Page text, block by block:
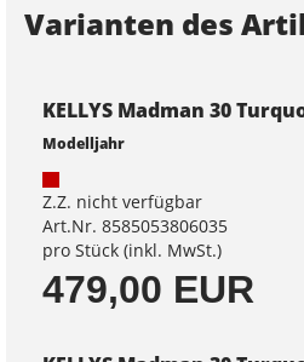
Varianten des
KELLYS Madman 30
Modelljahr
Z.Z. nicht verfügbar
Art.Nr. 8585053806035
pro Stück (inkl. MwSt.)
479,00 EUR